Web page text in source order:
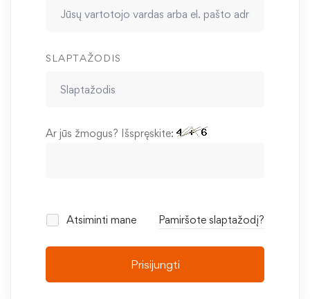
SLAPTAŽODIS
Ar jūs žmogus? Išspręskite:
Atsiminti mane Pamiršote slaptažodį?
Prisijungti